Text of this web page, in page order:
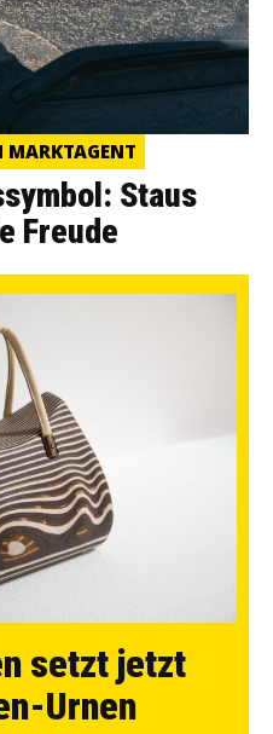
MARKTAGENT
Staus
Freude
setzt jetzt
Urnen